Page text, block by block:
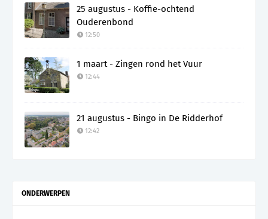
25 augustus - Koffie-ochtend
Ouderenbond
12:50
1 maart - Zingen rond het Vuur
12:44
21 augustus - Bingo in De Ridderhof
12:42
ONDERWERPEN